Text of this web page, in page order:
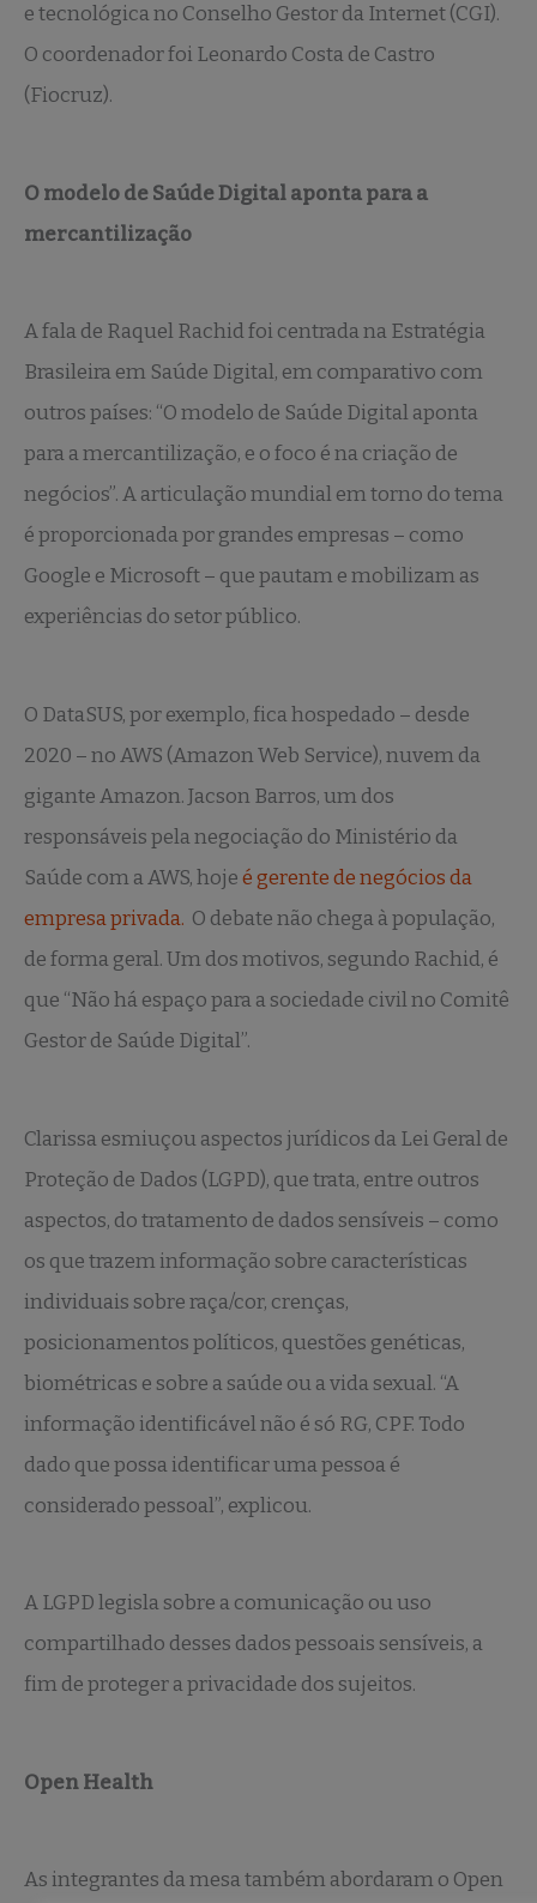
e tecnológica no Conselho Gestor da Internet (CGI).
O coordenador foi Leonardo Costa de Castro
(Fiocruz).
O modelo de Saúde Digital aponta para a
mercantilização
A fala de Raquel Rachid foi centrada na Estratégia
Brasileira em Saúde Digital, em comparativo com
outros países: “O modelo de Saúde Digital aponta
para a mercantilização, e o foco é na criação de
negócios”. A articulação mundial em torno do tema
é proporcionada por grandes empresas – como
Google e Microsoft – que pautam e mobilizam as
experiências do setor público.
O DataSUS, por exemplo, fica hospedado – desde
2020 – no AWS (Amazon Web Service), nuvem da
gigante Amazon. Jacson Barros, um dos
responsáveis pela negociação do Ministério da
Saúde com a AWS, hojeé gerente de negócios da
empresa privada. O debate não chega à população,
de forma geral. Um dos motivos, segundo Rachid, é
que “Não há espaço para a sociedade civil no Comitê
Gestor de Saúde Digital”.
Clarissa esmiuçou aspectos jurídicos da Lei Geral de
Proteção de Dados (LGPD), que trata, entre outros
aspectos, do tratamento de dados sensíveis – como
os que trazem informação sobre características
individuais sobre raça/cor, crenças,
posicionamentos políticos, questões genéticas,
biométricas e sobre a saúde ou a vida sexual. “A
informação identificável não é só RG, CPF. Todo
dado que possa identificar uma pessoa é
considerado pessoal”, explicou.
A LGPD legisla sobre a comunicação ou uso
compartilhado desses dados pessoais sensíveis, a
fim de proteger a privacidade dos sujeitos.
Open Health
As integrantes da mesa também abordaram o Open